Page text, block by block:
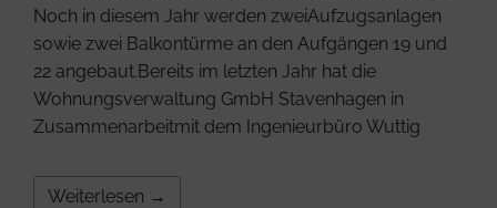
Noch in diesem Jahr werden zweiAufzugsanlagen
sowie zwei Balkontürme an den Aufgängen 19 und
22 angebaut.Bereits im letzten Jahr hat die
Wohnungsverwaltung GmbH Stavenhagen in
Zusammenarbeitmit dem Ingenieurbüro Wuttig
Weiterlesen →